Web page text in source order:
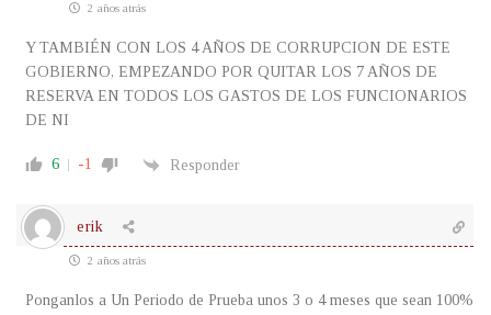
2 años atrás
Y TAMBIÉN CON LOS 4 AÑOS DE CORRUPCION DE ESTE
GOBIERNO, EMPEZANDO POR QUITAR LOS 7 AÑOS DE
RESERVA EN TODOS LOS GASTOS DE LOS FUNCIONARIOS
DE NI
6 -1 Responder
erik
2 años atrás
Ponganlos a Un Periodo de Prueba unos 3 o 4 meses que sean 100%